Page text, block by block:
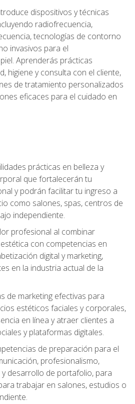
dispositivos y técnicas
radiofrecuencia,
tecnologías de contorno
invasivos para el
Aprenderás prácticas
higiene y consulta con el cliente,
de tratamiento personalizados
eficaces para el cuidado en
prácticas en belleza y
que fortalecerán tu
y podrán facilitar tu ingreso a
como salones, spas, centros de
independiente.
profesional al combinar
con competencias en
digital y marketing,
en la industria actual de la
de marketing efectivas para
estéticos faciales y corporales,
en línea y atraer clientes a
y plataformas digitales.
de preparación para el
profesionalismo,
desarrollo de portafolio, para
trabajar en salones, estudios o